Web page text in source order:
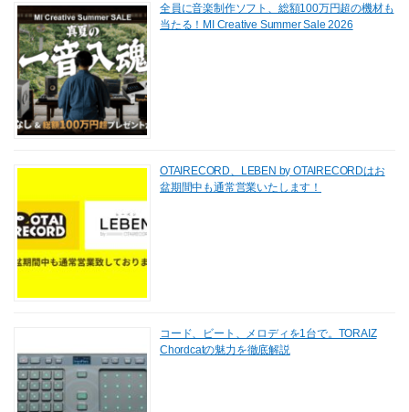
全員に音楽制作ソフト、総額100万円超の機材も
当たる！MI Creative Summer Sale 2026
OTAIRECORD、LEBEN by OTAIRECORDはお
盆期間中も通常営業いたします！
コード、ビート、メロディを1台で。TORAIZ
Chordcatの魅力を徹底解説